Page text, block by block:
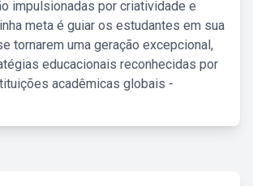
impulsionadas por criatividade e
meta é guiar os estudantes em sua
tornarem uma geração excepcional,
educacionais reconhecidas por
acadêmicas globais -